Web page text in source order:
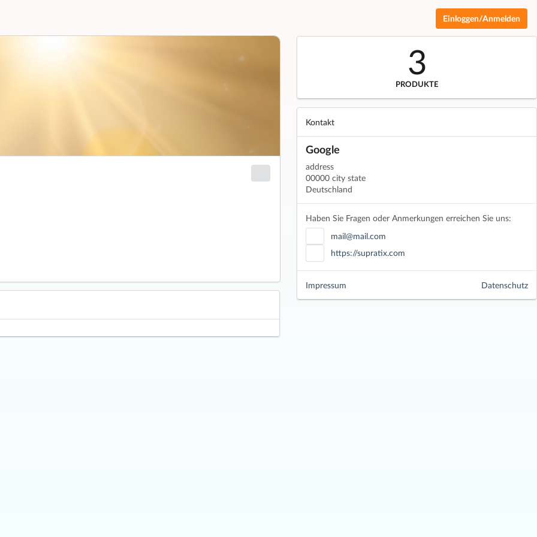
Einloggen/Anmelden
3
PRODUKTE
Kontakt
Google
address
00000 city state
Deutschland
Haben Sie Fragen oder Anmerkungen erreichen Sie uns:
mail@mail.com
https://supratix.com
Datenschutz
Impressum